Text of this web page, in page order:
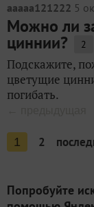
aaaaa121222 5
Можно ли
циннии? 2
Подскажите,
цветущие
погибать.
1 2
Попробуйте